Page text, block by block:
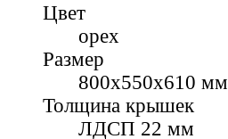
Цвет
орех
Размер
800x550x610 мм
Толщина крышек
ЛДСП 22 мм